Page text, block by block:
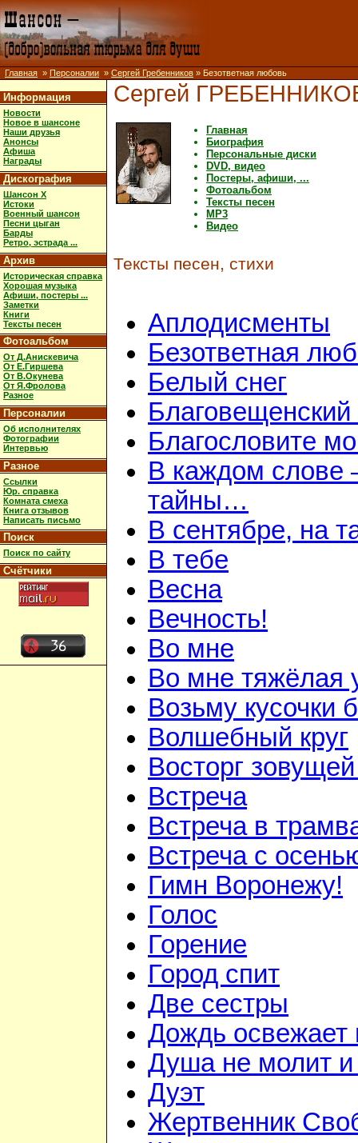
Главная » Персоналии » Сергей Гребенников » Безответная любовь
Информация
Новости
Новое в шансоне
Наши друзья
Анонсы
Афиша
Награды
Дискография
Шансон X
Истоки
Военный шансон
Песни цыган
Барды
Ретро, эстрада ...
Архив
Историческая справка
Хорошая музыка
Афиши, постеры ...
Заметки
Книги
Тексты песен
Фотоальбом
От Д.Анискевича
От Е.Гиршева
От В.Окунева
От Я.Фролова
Разное
Персоналии
Об исполнителях
Фотографии
Интервью
Разное
Ссылки
Юр. справка
Комната смеха
Книга отзывов
Написать письмо
Поиск
Поиск по сайту
Счётчики
Сергей
Главная
Биография
Персональные диски
DVD, видео
Постеры, афиши, ...
Фотоальбом
Тексты песен
MP3
Видео
Тексты песен, стихи
Аплодисменты
Безответная
Белый снег
Благовещенский
Благословите
В каждом слове
тайны…
В сентябре, на
В тебе
Весна
Вечность!
Во мне
Во мне тяжёлая
Возьму кусочки
Волшебный круг
Восторг
Встреча
Встреча в
Встреча с
Гимн Воронежу!
Голос
Горение
Город спит
Две сестры
Дождь освежает
Душа не молит и
Дуэт
Жертвенник